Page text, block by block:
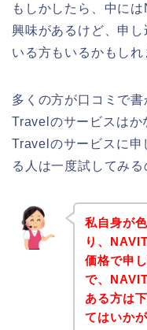
もしかしたら、中に
興味があるけど、申
いる方もいるかもしれ
多くの方が口コミで
Travelのサービスはか
Travelのサービスに申
る人は一度試してみ
私自身が
り、
価格で申
で、
ある方は
てはいか